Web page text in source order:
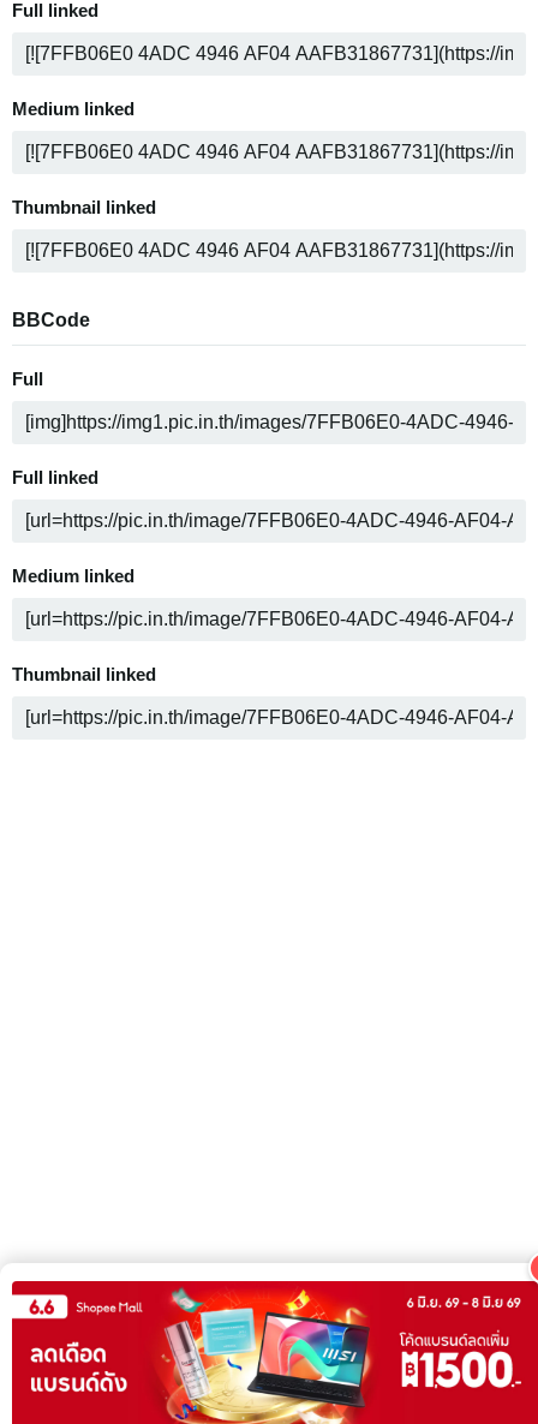
Full linked
Medium linked
Thumbnail linked
BBCode
Full
Full linked
Medium linked
Thumbnail linked